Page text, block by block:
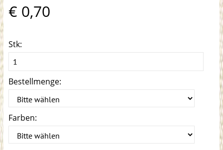
€ 0,70
Stk:
Bestellmenge:
Farben: